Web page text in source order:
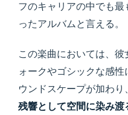
フのキャリアの中でも
ったアルバムと言える。
この楽曲においては、
ォークやゴシックな感
ウンドスケープが加わり
残響として空間に染み渡